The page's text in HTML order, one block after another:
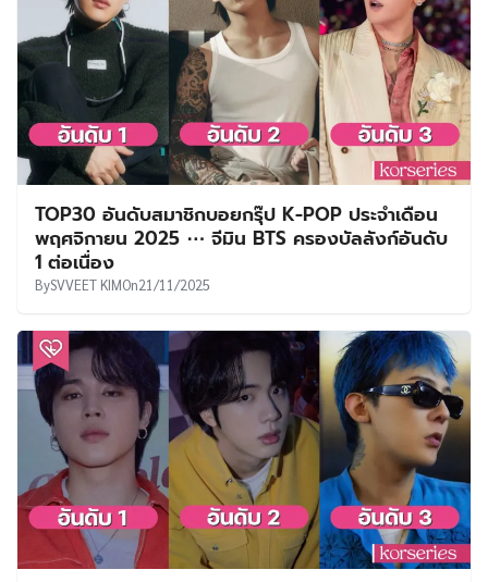
TOP30 อันดับสมาชิกบอยกรุ๊ป K-POP ประจำเดือน
พฤศจิกายน 2025 ⋯ จีมิน BTS ครองบัลลังก์อันดับ
1 ต่อเนื่อง
BySVVEET KIMOn21/11/2025